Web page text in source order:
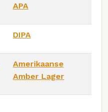
APA
DIPA
Amerikaanse
Amber Lager